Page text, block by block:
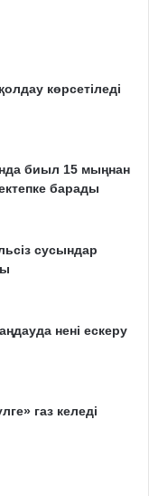
көрсетіледі
биыл 15 мыңнан
барады
сусындар
нені ескеру
газ келеді